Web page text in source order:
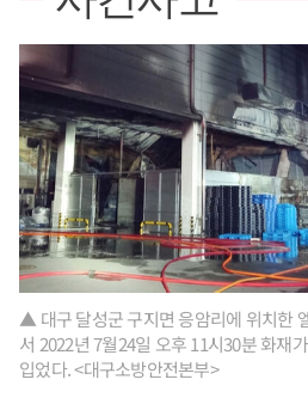
▲ 대구 달성군 구지면 응암리에 위치한
서 2022년 7월24일 오후 11시30분 화재
입었다. <대구소방안전본부>